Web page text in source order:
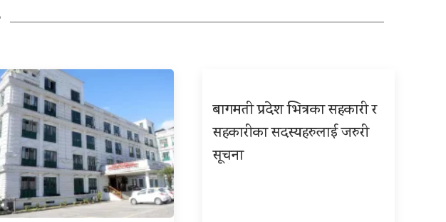
बागमती प्रदेश भित्रका सहकारी र
सहकारीका सदस्यहरुलाई जरुरी
सूचना